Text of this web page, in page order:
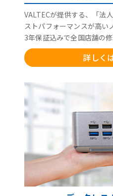
VALTECが提供する、「法
ストパフォーマンスが高い
3年保証込みで全国店舗の
詳しく